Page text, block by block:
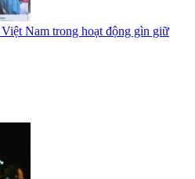
Nam trong hoạt động gìn giữ